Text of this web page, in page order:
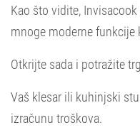
Kao što vidite,
mnoge moderne funkcije
Otkrijte sada i potražite
Vaš klesar ili kuhinjski
izračunu troškova.